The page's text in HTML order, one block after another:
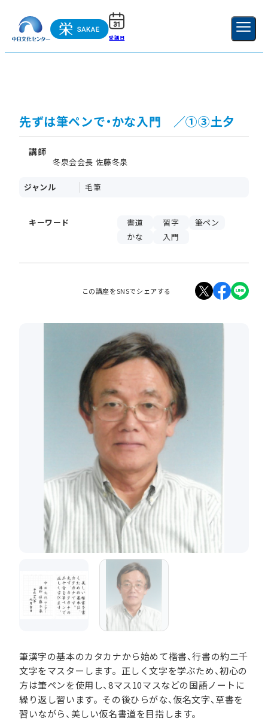
受講日 新規登録
先ずは筆ペンで・かな入門 ／①③土夕
講師
冬泉会会長 佐藤冬泉
ジャンル 毛筆
キーワード 書道 習字
筆ペン
かな
入門
この講座をSNSでシェアする
筆漢字の基本のカタカナから始めて楷書、行書の約二千
文字をマスターします。正しく文字を学ぶため、初心の
方は筆ペンを使用し、8マス10マスなどの国語ノートに
繰り返し習います。その後ひらがな、仮名文字、草書を
習いながら、美しい仮名書道を目指します。